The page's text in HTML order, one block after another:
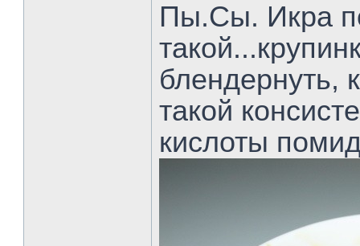
Пы.Сы. Икра
блендернуть,
такой
кислоты